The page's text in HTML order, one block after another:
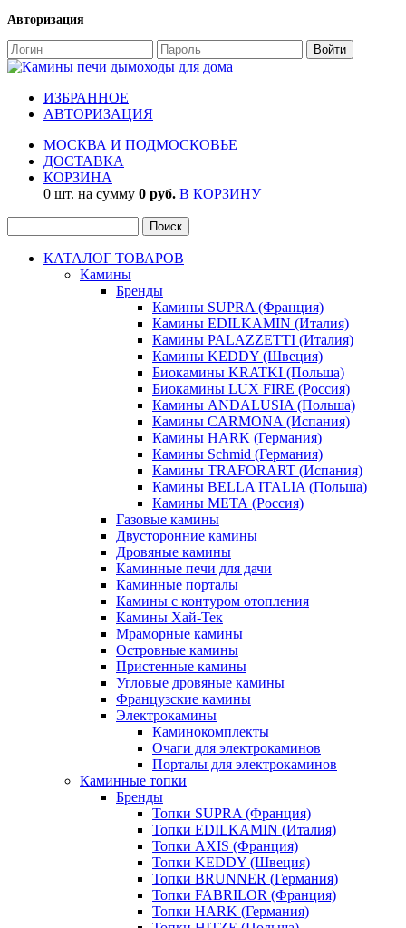
Авторизация
ИЗБРАННОЕ
АВТОРИЗАЦИЯ
МОСКВА И ПОДМОСКОВЬЕ
ДОСТАВКА
КОРЗИНА
0 шт. на сумму 0 руб. В КОРЗИНУ
КАТАЛОГ ТОВАРОВ
Камины
Бренды
Камины SUPRA (Франция)
Камины EDILKAMIN (Италия)
Камины PALAZZETTI (Италия)
Камины KEDDY (Швеция)
Биокамины KRATKI (Польша)
Биокамины LUX FIRE (Россия)
Камины ANDALUSIA (Польша)
Камины CARMONA (Испания)
Камины HARK (Германия)
Камины Schmid (Германия)
Камины TRAFORART (Испания)
Камины BELLA ITALIA (Польша)
Камины МЕТА (Россия)
Газовые камины
Двусторонние камины
Дровяные камины
Каминные печи для дачи
Каминные порталы
Камины с контуром отопления
Камины Хай-Тек
Мраморные камины
Островные камины
Пристенные камины
Угловые дровяные камины
Французские камины
Электрокамины
Каминокомплекты
Очаги для электрокаминов
Порталы для электрокаминов
Каминные топки
Бренды
Топки SUPRA (Франция)
Топки EDILKAMIN (Италия)
Топки AXIS (Франция)
Топки KEDDY (Швеция)
Топки BRUNNER (Германия)
Топки FABRILOR (Франция)
Топки HARK (Германия)